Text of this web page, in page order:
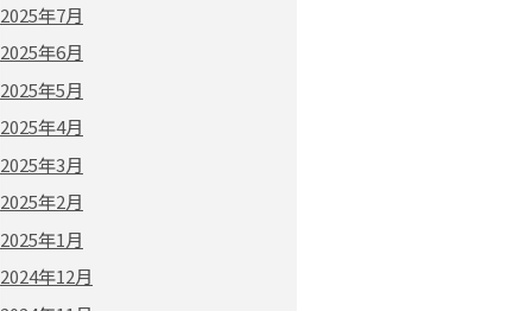
2025年7月
2025年6月
2025年5月
2025年4月
2025年3月
2025年2月
2025年1月
2024年12月